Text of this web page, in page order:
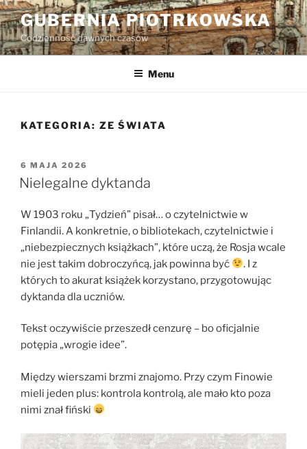
Przejdź
do
treści
GUBERNIA PIOTRKOWSKA
Codzienność dawnych czasów
Menu
KATEGORIA: ZE ŚWIATA
OPUBLIKOWANE
W
6 MAJA 2026
Nielegalne dyktanda
W 1903 roku „Tydzień” pisał… o czytelnictwie w
Finlandii. A konkretnie, o bibliotekach, czytelnictwie i
„niebezpiecznych książkach”, które uczą, że Rosja wcale
nie jest takim dobroczyńcą, jak powinna być
. I z
których to akurat książek korzystano, przygotowując
dyktanda dla uczniów.
Tekst oczywiście przeszedł cenzurę – bo oficjalnie
potępia „wrogie idee”.
Między wierszami brzmi znajomo. Przy czym Finowie
mieli jeden plus: kontrola kontrolą, ale mało kto poza
nimi znał fiński